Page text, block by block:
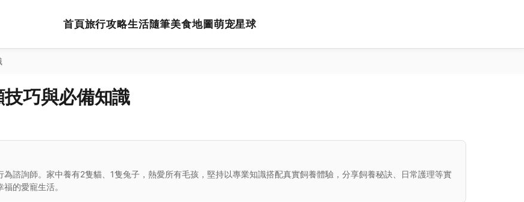
首頁旅行攻略生活隨筆美食地圖萌宠星球
巧與必備知識
諮詢師。家中養有2隻貓、1隻兔子，熱愛所有毛孩，堅持以專業知識搭配真實飼養體驗，分享飼養秘訣、日常護理等實
的愛寵生活。